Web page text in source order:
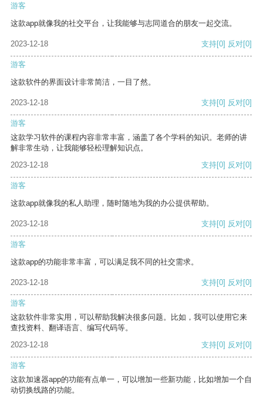
游客
这款app就像我的社交平台，让我能够与志同道合的朋友一起交流。
2023-12-18 支持[0] 反对[0]
游客
这款软件的界面设计非常简洁，一目了然。
2023-12-18 支持[0] 反对[0]
游客
这款学习软件的课程内容非常丰富，涵盖了各个学科的知识。老师的讲
解非常生动，让我能够轻松理解知识点。
2023-12-18
支持[0] 反对[0]
游客
这款app就像我的私人助理，随时随地为我的办公提供帮助。
2023-12-18 支持[0] 反对[0]
游客
这款app的功能非常丰富，可以满足我不同的社交需求。
2023-12-18 支持[0] 反对[0]
游客
这款软件非常实用，可以帮助我解决很多问题。比如，我可以使用它来
查找资料、翻译语言、编写代码等。
2023-12-18
支持[0] 反对[0]
游客
这款加速器app的功能有点单一，可以增加一些新功能，比如增加一个自
动切换线路的功能。